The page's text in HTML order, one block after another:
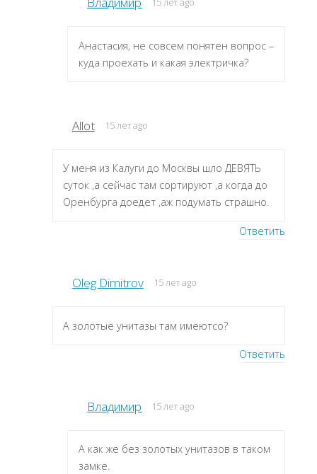
Анастасия, не совсем понятен вопрос –
куда проехать и какая электричка?
Allot 15 лет ago
У меня из Калуги до Москвы шло ДЕВЯТЬ
суток ,а сейчас там сортируют ,а когда до
Оренбурга доедет ,аж подумать страшно.
Ответить
Oleg Dimitrov 15 лет ago
А золотые унитазы там имеютсо?
Ответить
Владимир 15 лет ago
А как же без золотых унитазов в таком
замке.